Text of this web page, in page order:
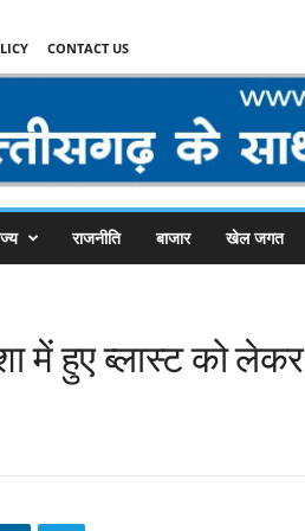
CONTACT US
राजनीति बाजार खेल जगत
में हुए ब्लास्ट को लेकर